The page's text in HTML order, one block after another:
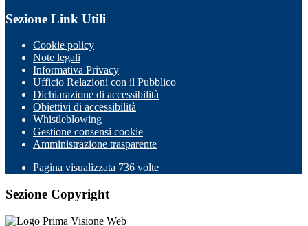
Sezione Link Utili
Cookie policy
Note legali
Informativa Privacy
Ufficio Relazioni con il Pubblico
Dichiarazione di accessibilità
Obiettivi di accessibilità
Whistleblowing
Gestione consensi cookie
Amministrazione trasparente
Pagina visualizzata 736 volte
Sezione Copyright